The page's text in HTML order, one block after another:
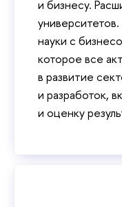
и бизнесу.
науки с
которое все
в развитие
и разработок,
и оценку